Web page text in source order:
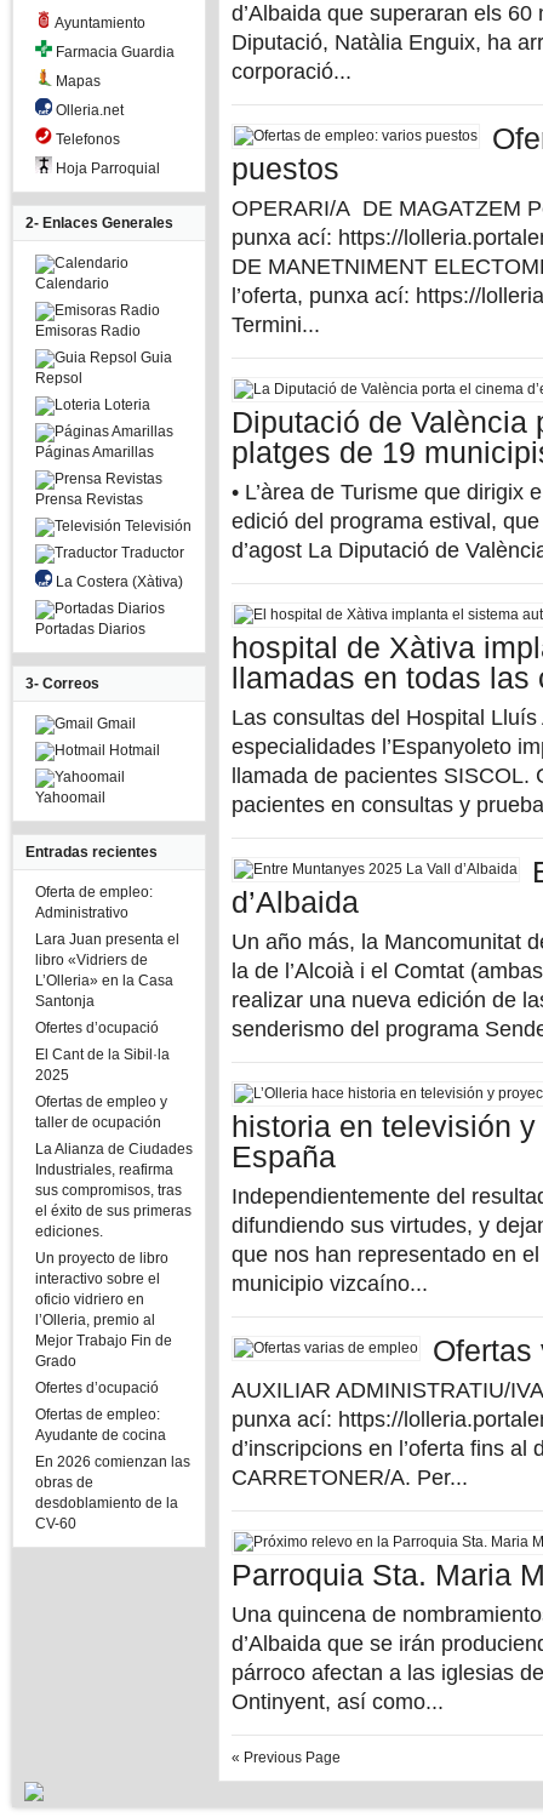
Ayuntamiento
Farmacia Guardia
Mapas
Olleria.net
Telefonos
Hoja Parroquial
2- Enlaces Generales
Calendario
Emisoras Radio
Guia
Repsol
Loteria
Páginas Amarillas
Prensa Revistas
Televisión
Traductor
La Costera (Xàtiva)
Portadas Diarios
3- Correos
Gmail
Hotmail
Yahoomail
Entradas recientes
Oferta de empleo:
Administrativo
Lara Juan presenta el
libro «Vidriers de
L’Olleria» en la Casa
Santonja
Ofertes d’ocupació
El Cant de la Sibil·la
2025
Ofertas de empleo y
taller de ocupación
La Alianza de Ciudades
Industriales, reafirma
sus compromisos, tras
el éxito de sus primeras
ediciones.
Un proyecto de libro
interactivo sobre el
oficio vidriero en
l’Olleria, premio al
Mejor Trabajo Fin de
Grado
Ofertes d’ocupació
Ofertas de empleo:
Ayudante de cocina
En 2026 comienzan las
obras de
desdoblamiento de la
CV-60
d’Albaida que superaran els
Diputació, Natàlia Enguix, ha
corporació...
puestos
OPERARI/A DE MAGATZEM
punxa ací: https://
DE MANETNIMENT
l’oferta, punxa ací: https://
Termini...
Diputació de València
platges de 19
• L’àrea de Turisme que
edició del programa estival,
d’agost La Diputació de
hospital de Xàtiva
llamadas en todas
Las consultas del Hospital
especialidades l’Espanyoleto
llamada de pacientes
pacientes en consultas y
d’Albaida
Un año más, la Mancomunitat
la de l’Alcoià i el Comtat
realizar una nueva edición de
senderismo del programa
historia en televisión
España
Independientemente del
difundiendo sus virtudes, y
que nos han representado en
municipio vizcaíno...
Ofertas
AUXILIAR ADMINISTRATIU/
punxa ací: https://
d’inscripcions en l’oferta fins
CARRETONER/A. Per...
Parroquia Sta. Maria
Una quincena de
d’Albaida que se irán
párroco afectan a las iglesias
Ontinyent, así como...
« Previous Page